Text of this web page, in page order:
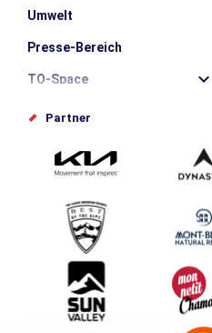
Umwelt
Presse-Bereich
TO-Space
Offices de tourisme
Schlagen Sie Ihr Event vor
Service groupes et séminaires
Herunterladen
Tourismus & Behinderung
Partner